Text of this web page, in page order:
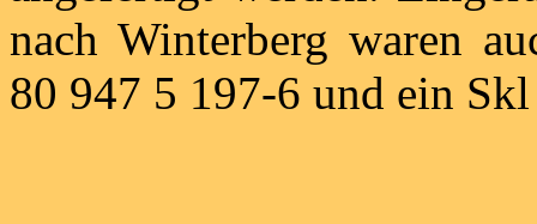
nach Winterberg waren
80 947 5 197-6 und ein Skl